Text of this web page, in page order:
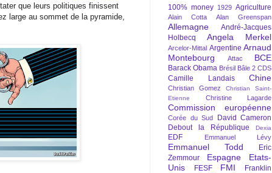
que leurs politiques finissent
large au sommet de la pyramide,
100% money 1929 Agriculture
Alain Cotta Alan Greenspan
Allemagne
André-Jacques
Holbecq
Angela Merkel
Arcelor-Mittal Argentine Arnaud
Montebourg
Attac BCE
Barack Obama Brésil Bâle 2 CDS
Camille Landais Chine
Christian Gomez
Christian Saint-
Etienne
Christine Lagarde
Commission européenne
Corée du Sud
David Cameron
Debout la République
Dexia
EDF Emmanuel Lévy
Emmanuel Todd
Eric
Zemmour
Espagne
Etats-
Unis
FESF FMI
Franklin